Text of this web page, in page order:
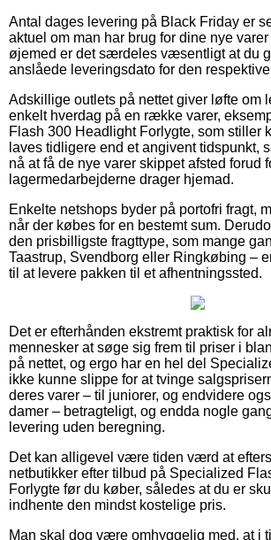
Antal dages levering på Black Friday er
aktuel om man har brug for dine nye
øjemed er det særdeles væsentligt at du
anslåede leveringsdato for den
Adskillige outlets på nettet giver løfte om
enkelt hverdag på en række varer,
Flash 300 Headlight Forlygte, som stiller
laves tidligere end et angivent tidspunkt,
nå at få de nye varer skippet afsted forud
lagermedarbejderne drager hjemad.
Enkelte netshops byder på portofri fragt,
når der købes for en bestemt sum.
den prisbilligste fragttype, som mange
Taastrup, Svendborg eller Ringkøbing –
til at levere pakken til et afhentningssted.
Det er efterhånden ekstremt praktisk for
mennesker at søge sig frem til priser i
på nettet, og ergo har en hel del
ikke kunne slippe for at tvinge
deres varer – til juniorer, og endvidere
damer – betragteligt, og endda nogle
levering uden beregning.
Det kan alligevel være tiden værd at
netbutikker efter tilbud på Specialized
Forlygte før du køber, således at du er
indhente den mindst kostelige pris.
Man skal dog være omhyggelig med, at i